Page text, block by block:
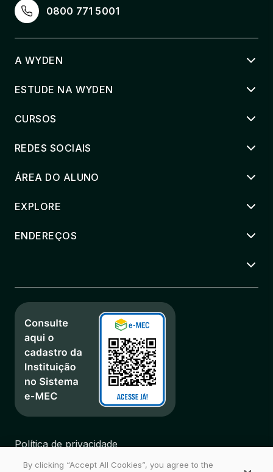
0800 771 5001
A WYDEN
ESTUDE NA WYDEN
CURSOS
REDES SOCIAIS
ÁREA DO ALUNO
EXPLORE
ENDEREÇOS
Política de privacidade
By clicking “Accept All Cookies”, you agree to the